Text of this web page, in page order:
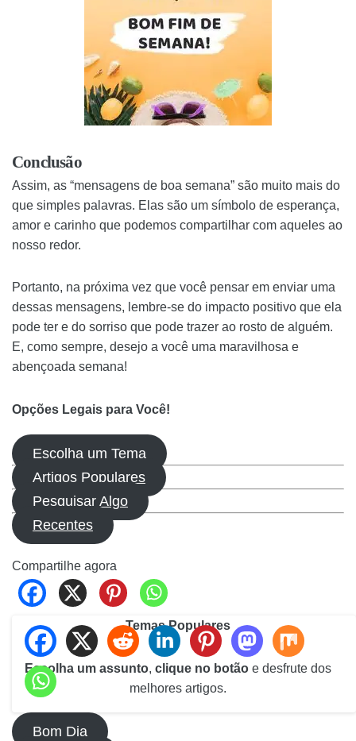
Conclusão
Assim, as “mensagens de boa semana” são muito mais do
que simples palavras. Elas são um símbolo de esperança,
amor e carinho que podemos compartilhar com aqueles ao
nosso redor.
Portanto, na próxima vez que você pensar em enviar uma
dessas mensagens, lembre-se do impacto positivo que ela
pode ter e do sorriso que pode trazer ao rosto de alguém.
E, como sempre, desejo a você uma maravilhosa e
abençoada semana!
Opções Legais para Você!
Escolha um Tema
Artigos Populares
Pesquisar Algo
Recentes
Compartilhe agora
Temas Populares
Escolha um assunto, clique no botão e desfrute dos
melhores artigos.
Bom Dia